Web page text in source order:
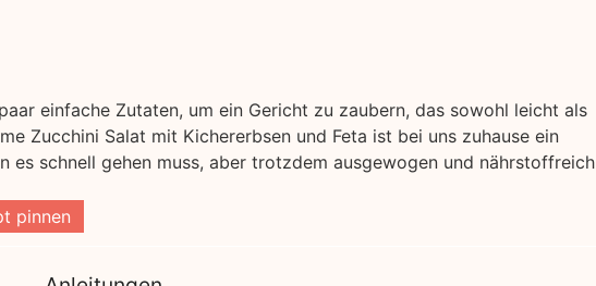
einfache Zutaten, um ein Gericht zu zaubern, das sowohl leicht als
Zucchini Salat mit Kichererbsen und Feta ist bei uns zuhause ein
es schnell gehen muss, aber trotzdem ausgewogen und nährstoffreich
pinnen